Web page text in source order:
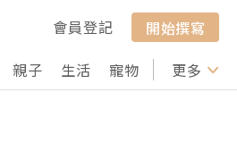
會員登記
開始撰寫
親子 生活 寵物 行山 打卡
更多